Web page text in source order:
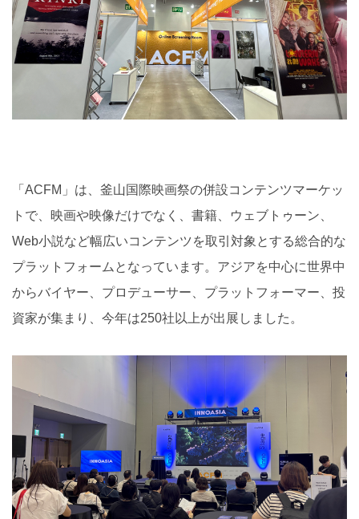
「ACFM」は、釜山国際映画祭の併設コンテンツマーケッ
トで、映画や映像だけでなく、書籍、ウェブトゥーン、
Web小説など幅広いコンテンツを取引対象とする総合的な
プラットフォームとなっています。アジアを中心に世界中
からバイヤー、プロデューサー、プラットフォーマー、投
資家が集まり、今年は250社以上が出展しました。